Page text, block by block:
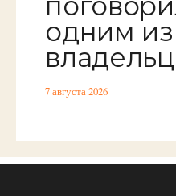
одним из
7 августа 2026